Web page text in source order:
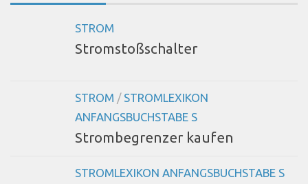
STROM
Stromstoßschalter
STROM / STROMLEXIKON
ANFANGSBUCHSTABE S
Strombegrenzer kaufen
STROMLEXIKON ANFANGSBUCHSTABE S